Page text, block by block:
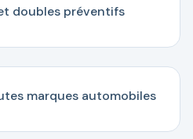
doubles préventifs
marques automobiles